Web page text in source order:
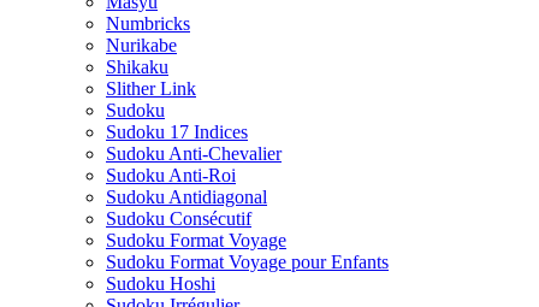
Numbricks
Nurikabe
Shikaku
Slither Link
Sudoku
Sudoku 17 Indices
Sudoku Anti-Chevalier
Sudoku Anti-Roi
Sudoku Antidiagonal
Sudoku Consécutif
Sudoku Format Voyage
Sudoku Format Voyage pour Enfants
Sudoku Hoshi